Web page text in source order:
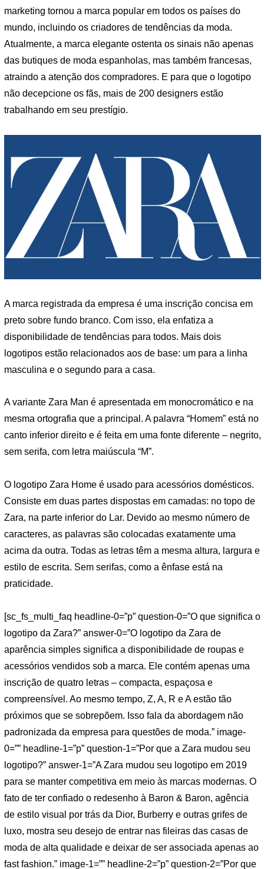
marketing tornou a marca popular em todos os países do
mundo, incluindo os criadores de tendências da moda.
Atualmente, a marca elegante ostenta os sinais não apenas
das butiques de moda espanholas, mas também francesas,
atraindo a atenção dos compradores. E para que o logotipo
não decepcione os fãs, mais de 200 designers estão
trabalhando em seu prestígio.
A marca registrada da empresa é uma inscrição concisa em
preto sobre fundo branco. Com isso, ela enfatiza a
disponibilidade de tendências para todos. Mais dois
logotipos estão relacionados aos de base: um para a linha
masculina e o segundo para a casa.
A variante Zara Man é apresentada em monocromático e na
mesma ortografia que a principal. A palavra “Homem” está no
canto inferior direito e é feita em uma fonte diferente – negrito,
sem serifa, com letra maiúscula “M”.
O logotipo Zara Home é usado para acessórios domésticos.
Consiste em duas partes dispostas em camadas: no topo de
Zara, na parte inferior do Lar. Devido ao mesmo número de
caracteres, as palavras são colocadas exatamente uma
acima da outra. Todas as letras têm a mesma altura, largura e
estilo de escrita. Sem serifas, como a ênfase está na
praticidade.
[sc_fs_multi_faq headline-0=”p” question-0=”O que significa o
logotipo da Zara?” answer-0=”O logotipo da Zara de
aparência simples significa a disponibilidade de roupas e
acessórios vendidos sob a marca. Ele contém apenas uma
inscrição de quatro letras – compacta, espaçosa e
compreensível. Ao mesmo tempo, Z, A, R e A estão tão
próximos que se sobrepõem. Isso fala da abordagem não
padronizada da empresa para questões de moda.” image-
0=”” headline-1=”p” question-1=”Por que a Zara mudou seu
logotipo?” answer-1=”A Zara mudou seu logotipo em 2019
para se manter competitiva em meio às marcas modernas. O
fato de ter confiado o redesenho à Baron & Baron, agência
de estilo visual por trás da Dior, Burberry e outras grifes de
luxo, mostra seu desejo de entrar nas fileiras das casas de
moda de alta qualidade e deixar de ser associada apenas ao
fast fashion.” image-1=”” headline-2=”p” question-2=”Por que